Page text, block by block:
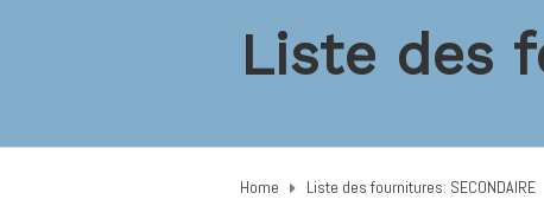
Liste des
Home Liste des fournitures: SECONDAIRE